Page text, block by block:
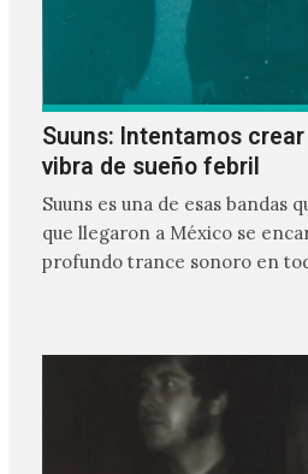
Suuns: Intentamos
vibra de sueño febril
Suuns es una de esas bandas
que llegaron a México se
profundo trance sonoro en